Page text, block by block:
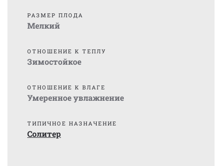
РАЗМЕР ПЛОДА
Мелкий
ОТНОШЕНИЕ К ТЕПЛУ
Зимостойкое
ОТНОШЕНИЕ К ВЛАГЕ
Умеренное увлажнение
ТИПИЧНОЕ НАЗНАЧЕНИЕ
Солитер